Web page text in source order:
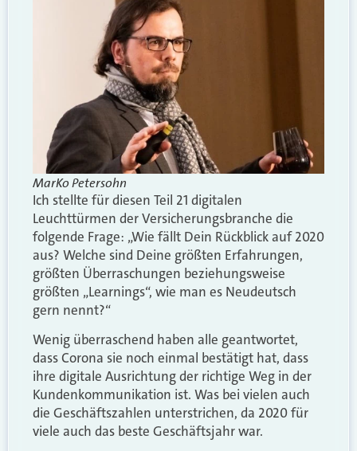
MarKo Petersohn
Ich stellte für diesen Teil 21 digitalen
Leuchttürmen der Versicherungsbranche die
folgende Frage: „Wie fällt Dein Rückblick auf 2020
aus? Welche sind Deine größten Erfahrungen,
größten Überraschungen beziehungsweise
größten „Learnings“, wie man es Neudeutsch
gern nennt?“
Wenig überraschend haben alle geantwortet,
dass Corona sie noch einmal bestätigt hat, dass
ihre digitale Ausrichtung der richtige Weg in der
Kundenkommunikation ist. Was bei vielen auch
die Geschäftszahlen unterstrichen, da 2020 für
viele auch das beste Geschäftsjahr war.